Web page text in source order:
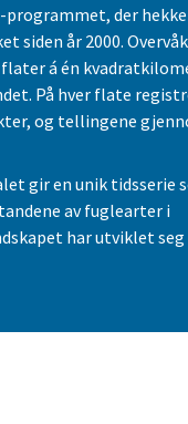
programmet, der
siden år 2000.
flater á én
På hver flate
og tellingene
gir en unik tidsserie
av fuglearter i
har utviklet seg